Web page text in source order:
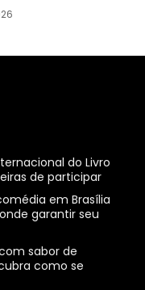
do Livro
de participar
em Brasília
garantir seu
sabor de
como se